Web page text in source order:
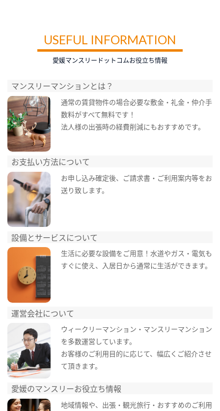
USEFUL INFORMATION
愛媛マンスリードットコムお役立ち情報
マンスリーマンションとは？
通常の賃貸物件の場合必要な敷金・礼金・仲介手
数料がすべて無料です！
法人様の出張時の経費削減にもおすすめです。
お支払い方法について
お申し込み確定後、ご請求書・ご利用案内等をお
送り致します。
設備とサービスについて
生活に必要な設備をご用意！水道やガス・電気も
すぐに使え、入居日から通常に生活ができます。
運営会社について
ウィークリーマンション・マンスリーマンション
を多数運営しています。
お客様のご利用目的に応じて、幅広くご紹介させ
て頂きます。
愛媛のマンスリーお役立ち情報
地域情報や、出張・観光旅行・おすすめのご利用